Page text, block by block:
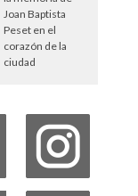
Joan Baptista
Peset en el
corazón de la
ciudad